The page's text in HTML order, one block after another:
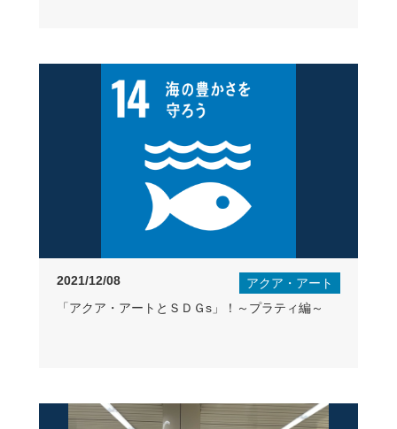
2021/12/08
アクア・アート
「アクア・アートとＳＤＧs」！～プラティ編～